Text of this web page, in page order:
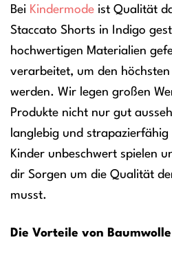
Bei Kindermode ist Qualität
Staccato Shorts in Indigo
hochwertigen Materialien
verarbeitet, um den
werden. Wir legen großen
Produkte nicht nur gut
langlebig und
Kinder unbeschwert spielen
dir Sorgen um die Qualität
musst.
Die Vorteile von Baumwolle